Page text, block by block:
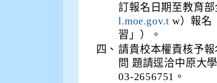
訂報名日期至教育
l.moe.gov.t w）報名
習」）。
四、 請貴校本權責核予
問 題請逕洽中原大
03-2656751。